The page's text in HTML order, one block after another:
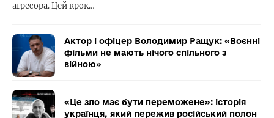
агресора. Цей крок…
Актор і офіцер Володимир Ращук: «Воєнні
фільми не мають нічого спільного з
війною»
«Це зло має бути переможене»: історія
українця, який пережив російський полон